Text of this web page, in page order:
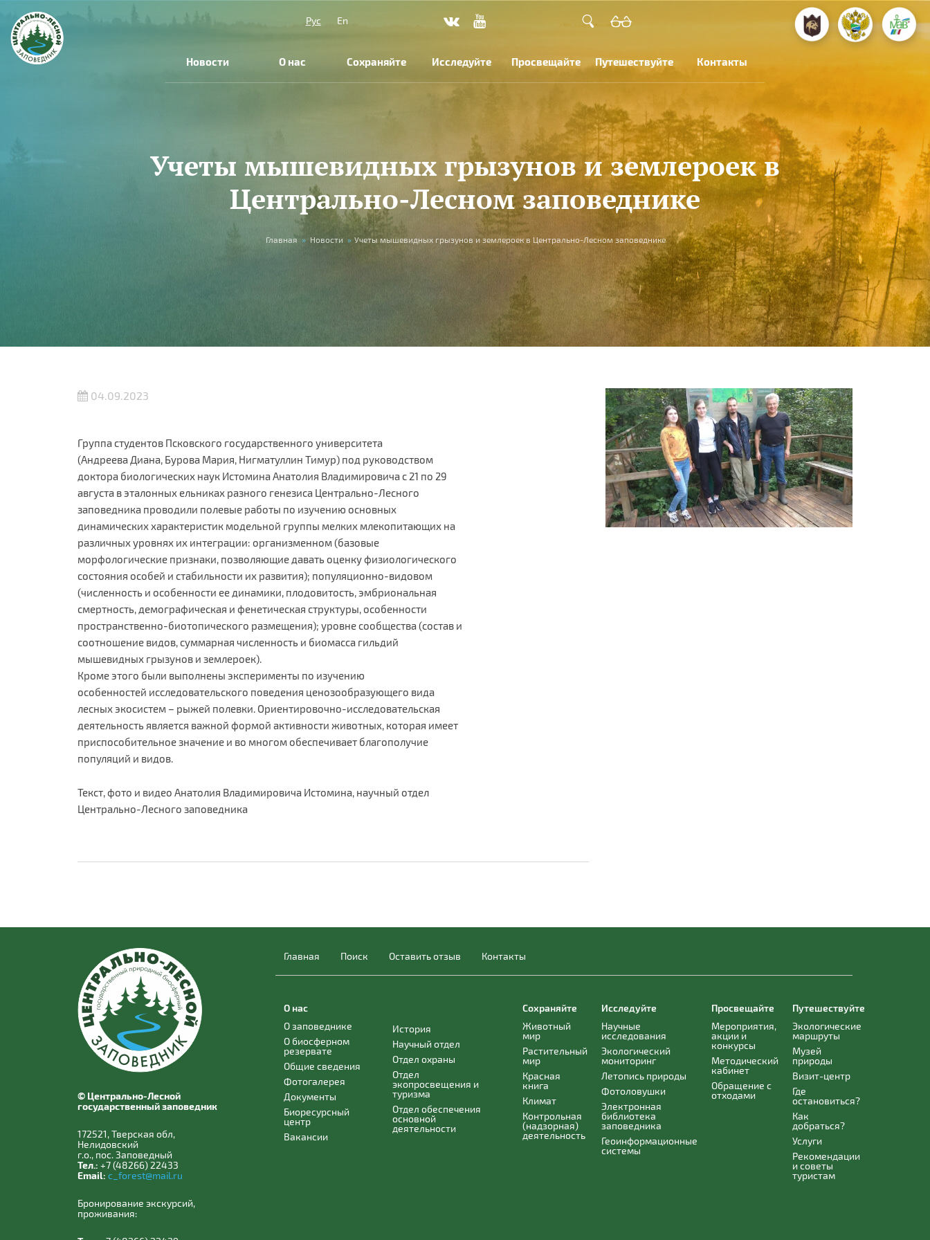
Перейти к основному содержанию
Рус
En
Новости О нас Сохраняйте Исследуйте Просвещайте Путешествуйте Контакты
Учеты мышевидных грызунов и землероек в
Центрально-Лесном заповеднике
Главная » Новости » Учеты мышевидных грызунов и землероек в Центрально-Лесном заповеднике
04.09.2023
Группа студентов Псковского государственного университета
(Андреева Диана, Бурова Мария, Нигматуллин Тимур) под руководством
доктора биологических наук Истомина Анатолия Владимировича с 21 по 29
августа в эталонных ельниках разного генезиса Центрально-Лесного
заповедника проводили полевые работы по изучению основных
динамических характеристик модельной группы мелких млекопитающих на
различных уровнях их интеграции: организменном (базовые
морфологические признаки, позволяющие давать оценку физиологического
состояния особей и стабильности их развития); популяционно-видовом
(численность и особенности ее динамики, плодовитость, эмбриональная
смертность, демографическая и фенетическая структуры, особенности
пространственно-биотопического размещения); уровне сообщества (состав и
соотношение видов, суммарная численность и биомасса гильдий
мышевидных грызунов и землероек).
Кроме этого были выполнены эксперименты по изучению
особенностей исследовательского поведения ценозообразующего вида
лесных экосистем – рыжей полевки. Ориентировочно-исследовательская
деятельность является важной формой активности животных, которая имеет
приспособительное значение и во многом обеспечивает благополучие
популяций и видов.
Текст, фото и видео Анатолия Владимировича Истомина, научный отдел
Центрально-Лесного заповедника
© Центрально-Лесной
государственный заповедник
172521, Тверская обл,
Нелидовский
г.о., пос. Заповедный
Тел.: +7 (48266) 22433
Email: c_forest@mail.ru
Бронирование экскурсий,
проживания:
Главная Поиск Оставить отзыв Контакты
О нас
О заповеднике
О биосферном
резервате
Общие сведения
Фотогалерея
Документы
Биоресурсный
центр
Вакансии
История
Научный отдел
Отдел охраны
Отдел
экопросвещения и
туризма
Отдел обеспечения
основной
деятельности
Сохраняйте
Животный
мир
Растительный
мир
Красная
книга
Климат
Контрольная
(надзорная)
деятельность
Исследуйте
Научные
исследования
Экологический
мониторинг
Летопись природы
Фотоловушки
Электронная
библиотека
заповедника
Геоинформационные
системы
Просвещайте
Мероприятия,
акции и
конкурсы
Методический
кабинет
Обращение с
отходами
Путешествуйте
Экологические
маршруты
Музей
природы
Визит-центр
Где
остановиться?
Как
добраться?
Услуги
Рекомендации
и советы
туристам